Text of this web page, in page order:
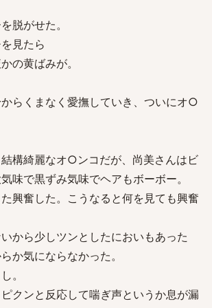
脱がせた。
見たら
の黄ばみが。
らくまなく愛撫していき、ついにオ○
構綺麗なオ○ンコだが、尚美さんはビ
味で黒ずみ気味でヘアもボーボー。
興奮した。こうなると何を見ても興奮
から少しツンとしたにおいもあった
か気にならなかった。
。
クンと反応して喘ぎ声というか息が漏